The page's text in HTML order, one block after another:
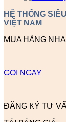
HỆ THỐNG
VIỆT NAM
MUA HÀNG
GỌI NGAY
ĐĂNG KÝ TƯ